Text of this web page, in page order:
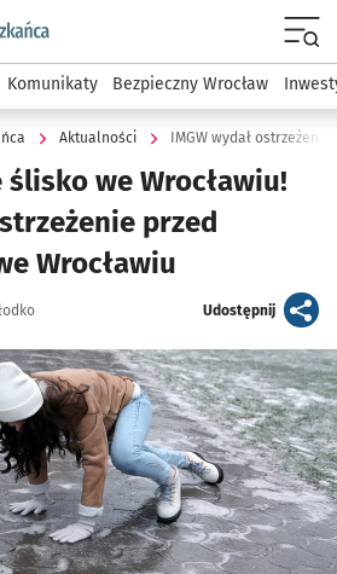
podserwis: Dla mieszkańca
Komunikaty Bezpieczny Wrocław
Aktualności IMGW wydał
ślisko we Wrocławiu!
przed
Wrocławiu
Udostępnijartykuł